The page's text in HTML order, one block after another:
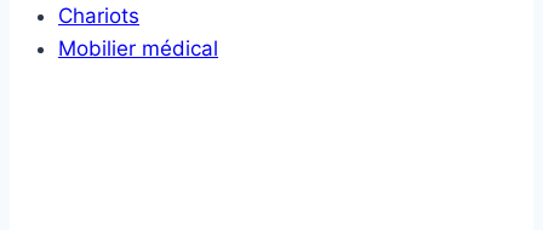
Chariots
Mobilier médical